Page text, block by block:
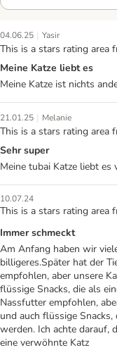
04.06.25 | Yasir
This is a stars rating area
Meine Katze liebt es
Meine Katze ist nichts
21.01.25 | Melanie
This is a stars rating area
Sehr super
Meine tubai Katze liebt es
10.07.24
This is a stars rating area
Immer schmeckt
Am Anfang haben wir
billigeres.Später hat der
empfohlen, aber unsere
flüssige Snacks, die als
Nassfutter empfohlen,
und auch flüssige
werden. Ich achte darauf,
eine verwöhnte Katz